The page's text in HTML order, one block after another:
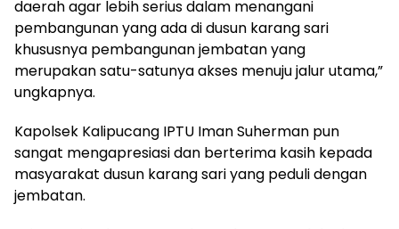
daerah agar lebih serius dalam menangani
pembangunan yang ada di dusun karang sari
khususnya pembangunan jembatan yang
merupakan satu-satunya akses menuju jalur utama,”
ungkapnya.
Kapolsek Kalipucang IPTU Iman Suherman pun
sangat mengapresiasi dan berterima kasih kepada
masyarakat dusun karang sari yang peduli dengan
jembatan.